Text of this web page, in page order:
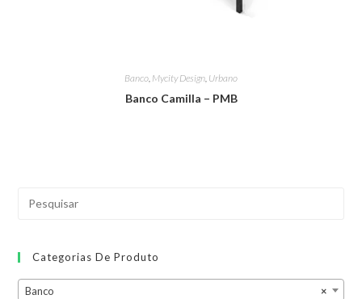
Banco, Mycity Design, Urbano
Banco Camilla – PMB
Categorias De Produto
×
Banco